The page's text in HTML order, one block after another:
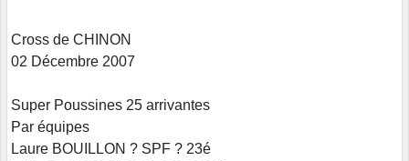
Cross de CHINON
02 Décembre 2007
Super Poussines 25 arrivantes
Par équipes
Laure BOUILLON ? SPF ? 23é